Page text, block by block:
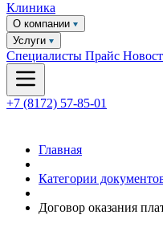
Клиника
О компании
Услуги
Специалисты Прайс
+7 (8172) 57-85-01
Главная
Категории
Договор оказания